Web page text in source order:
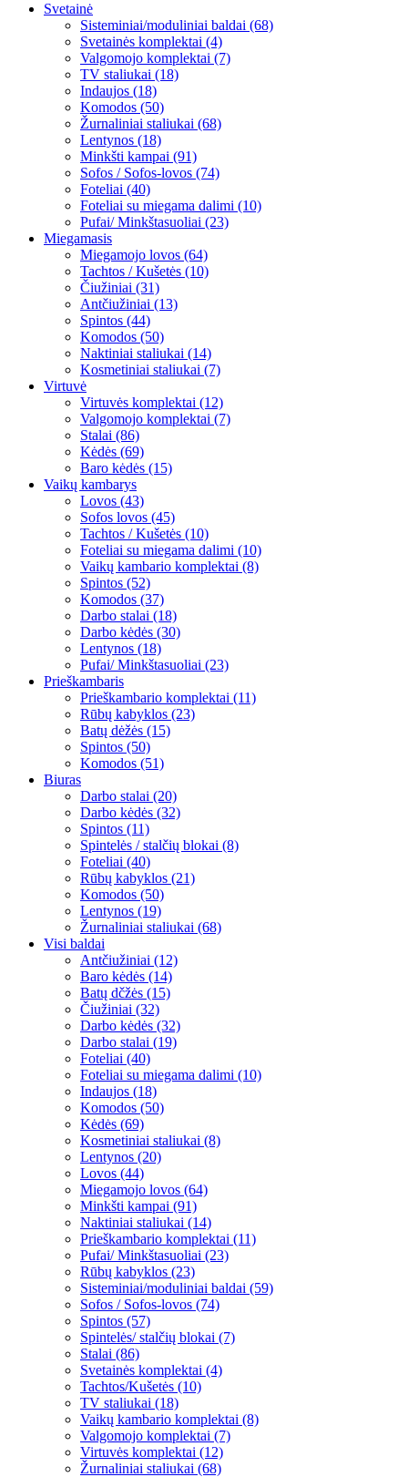
Svetainė
Sisteminiai/moduliniai baldai (68)
Svetainės komplektai (4)
Valgomojo komplektai (7)
TV staliukai (18)
Indaujos (18)
Komodos (50)
Žurnaliniai staliukai (68)
Lentynos (18)
Minkšti kampai (91)
Sofos / Sofos-lovos (74)
Foteliai (40)
Foteliai su miegama dalimi (10)
Pufai/ Minkštasuoliai (23)
Miegamasis
Miegamojo lovos (64)
Tachtos / Kušetės (10)
Čiužiniai (31)
Antčiužiniai (13)
Spintos (44)
Komodos (50)
Naktiniai staliukai (14)
Kosmetiniai staliukai (7)
Virtuvė
Virtuvės komplektai (12)
Valgomojo komplektai (7)
Stalai (86)
Kėdės (69)
Baro kėdės (15)
Vaikų kambarys
Lovos (43)
Sofos lovos (45)
Tachtos / Kušetės (10)
Foteliai su miegama dalimi (10)
Vaikų kambario komplektai (8)
Spintos (52)
Komodos (37)
Darbo stalai (18)
Darbo kėdės (30)
Lentynos (18)
Pufai/ Minkštasuoliai (23)
Prieškambaris
Prieškambario komplektai (11)
Rūbų kabyklos (23)
Batų dėžės (15)
Spintos (50)
Komodos (51)
Biuras
Darbo stalai (20)
Darbo kėdės (32)
Spintos (11)
Spintelės / stalčių blokai (8)
Foteliai (40)
Rūbų kabyklos (21)
Komodos (50)
Lentynos (19)
Žurnaliniai staliukai (68)
Visi baldai
Antčiužiniai (12)
Baro kėdės (14)
Batų dčžės (15)
Čiužiniai (32)
Darbo kėdės (32)
Darbo stalai (19)
Foteliai (40)
Foteliai su miegama dalimi (10)
Indaujos (18)
Komodos (50)
Kėdės (69)
Kosmetiniai staliukai (8)
Lentynos (20)
Lovos (44)
Miegamojo lovos (64)
Minkšti kampai (91)
Naktiniai staliukai (14)
Prieškambario komplektai (11)
Pufai/ Minkštasuoliai (23)
Rūbų kabyklos (23)
Sisteminiai/moduliniai baldai (59)
Sofos / Sofos-lovos (74)
Spintos (57)
Spintelės/ stalčių blokai (7)
Stalai (86)
Svetainės komplektai (4)
Tachtos/Kušetės (10)
TV staliukai (18)
Vaikų kambario komplektai (8)
Valgomojo komplektai (7)
Virtuvės komplektai (12)
Žurnaliniai staliukai (68)